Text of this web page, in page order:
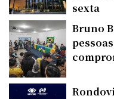
sexta
Bruno